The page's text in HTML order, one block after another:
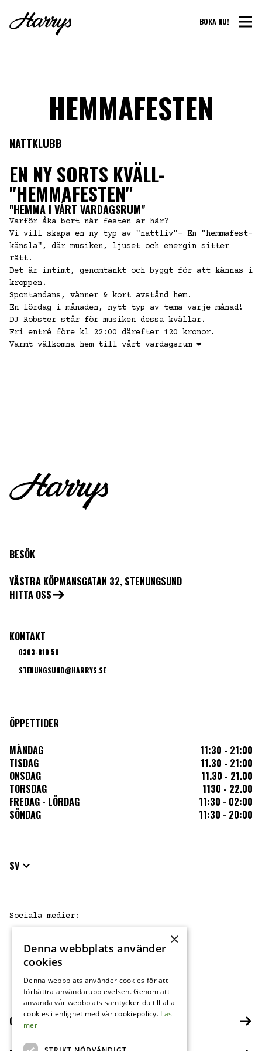
BOKA NU!
HEMMAFESTEN
NATTKLUBB
EN NY SORTS KVÄLL-
"HEMMAFESTEN"
"HEMMA I VÅRT VARDAGSRUM"
Varför åka bort när festen är här?
Vi vill skapa en ny typ av "nattliv"- En "hemmafest-
känsla", där musiken, ljuset och energin sitter
rätt.
Det är intimt, genomtänkt och byggt för att kännas i
kroppen.
Spontandans, vänner & kort avstånd hem.
En lördag i månaden, nytt typ av tema varje månad!
DJ Robster står för musiken dessa kvällar.
Fri entré före kl 22:00 därefter 120 kronor.
Varmt välkomna hem till vårt vardagsrum ❤
SV
Sociala medier:
FB IG
BESÖK
VÄSTRA KÖPMANSGATAN 32, STENUNGSUND
HITTA OSS
KONTAKT
0303-810 50
STENUNGSUND@HARRYS.SE
ÖPPETTIDER
MÅNDAG
11:30 - 21:00
TISDAG
11.30 - 21:00
ONSDAG
11.30 - 21.00
TORSDAG
1130 - 22.00
FREDAG - LÖRDAG
11:30 - 02:00
SÖNDAG
11:30 - 20:00
OM HARRYS
×
Denna webbplats använder
cookies
Denna webbplats använder cookies för att
förbättra användarupplevelsen. Genom att
använda vår webbplats samtycker du till alla
cookies i enlighet med vår cookiepolicy. Läs
mer